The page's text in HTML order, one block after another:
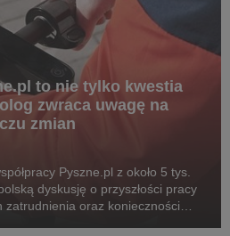
to nie tylko kwestia
zwraca uwagę na
zmian
Pyszne.pl z około 5 tys.
dyskusję o przyszłości pracy
zatrudnienia oraz konieczności